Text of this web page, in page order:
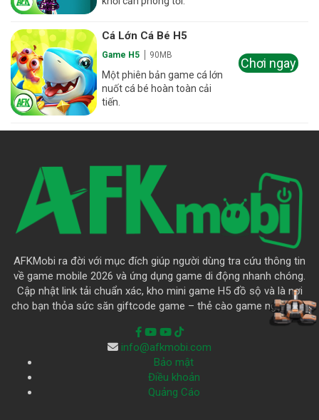
Cá Lớn Cá Bé H5
Game H5 90MB
Một phiên bản game cá lớn
nuốt cá bé hoàn toàn cải
tiến.
Chơi ngay
AFKMobi ra đời với mục đích giúp người dùng tra cứu thông tin
về game mobile 2026 và ứng dụng game di động nhanh chóng.
Cập nhật link tải chuẩn xác, kho mini game H5 đồ sộ và là nơi
cho bạn thỏa sức săn giftcode game – thẻ cào game ngập trời.
info@afkmobi.com
Bảo mật
Điều khoản
Quảng Cáo